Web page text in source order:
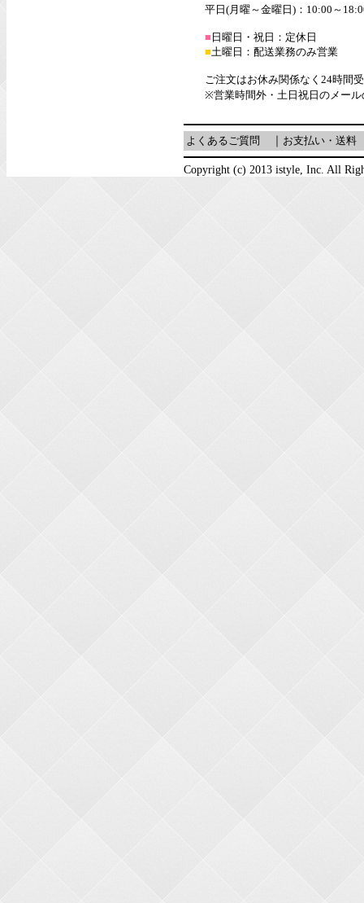
平日(月曜～金曜日)：10:00～
■ 日曜日・祝日：定休日
■土曜日：配送業務のみ営業
ご注文はお休み関係なく24時間
※営業時間外・土日祝日のメー
よくあるご質問 お支払い・送料
Copyright (c) 2013 istyle, Inc. All